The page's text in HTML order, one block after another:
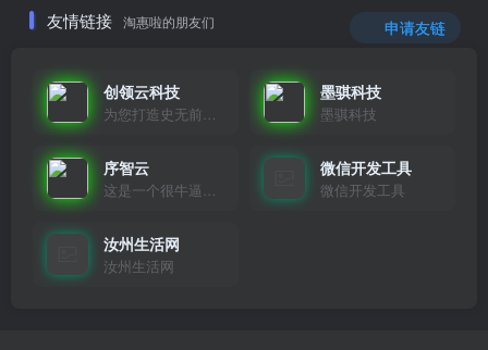
友情链接 淘惠啦的朋友们 申请友链
创领云科技
为您打造史无前例的应用产品带您认识新时代产品的创新
墨骐科技
墨骐科技
序智云
这是一个很牛逼的开发者，要开发找他准行！
微信开发工具
微信开发工具
汝州生活网
汝州生活网